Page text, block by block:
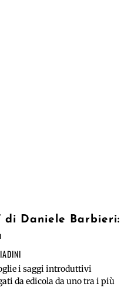
di Daniele Barbieri:
i saggi introduttivi
da edicola da uno tra i più